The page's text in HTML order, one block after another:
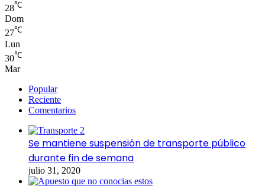
28℃
Dom
27℃
Lun
30℃
Mar
Popular
Reciente
Comentarios
Se mantiene suspensión de transporte público
durante fin de semana
julio 31, 2020